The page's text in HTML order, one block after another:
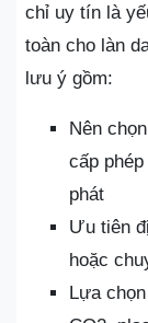
chỉ uy tín là
toàn cho làn
lưu ý gồm:
Nên
cấp
phát
Ưu tiên
hoặc
Lựa